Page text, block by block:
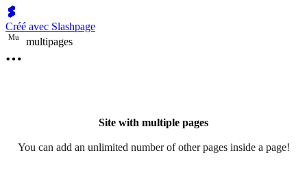
Créé avec Slashpage
Mu multipages
Site with multiple pages
You can add an unlimited number of other pages inside a page!